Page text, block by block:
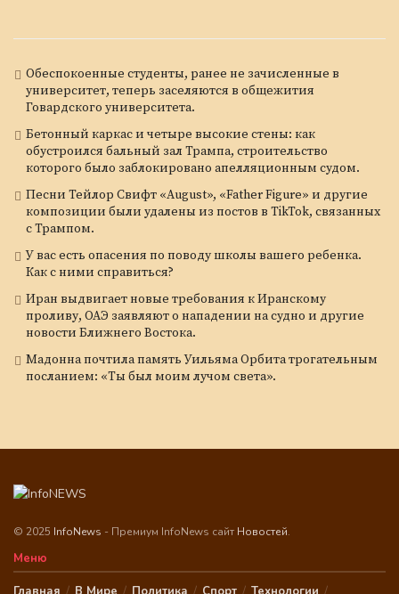
Обеспокоенные студенты, ранее не зачисленные в
университет, теперь заселяются в общежития
Говардского университета.
Бетонный каркас и четыре высокие стены: как
обустроился бальный зал Трампа, строительство
которого было заблокировано апелляционным судом.
Песни Тейлор Свифт «August», «Father Figure» и другие
композиции были удалены из постов в TikTok, связанных
с Трампом.
У вас есть опасения по поводу школы вашего ребенка.
Как с ними справиться?
Иран выдвигает новые требования к Иранскому
проливу, ОАЭ заявляют о нападении на судно и другие
новости Ближнего Востока.
Мадонна почтила память Уильяма Орбита трогательным
посланием: «Ты был моим лучом света».
© 2025 InfoNews - Премиум InfoNews сайт Новостей.
Меню